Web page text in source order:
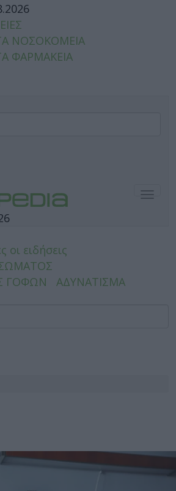
ΝΟΣΟΚΟΜΕΙΑ
ΦΑΡΜΑΚΕΙΑ
οι ειδήσεις
ΓΟΦΩΝ
ΑΔΥΝΑΤΙΣΜΑ